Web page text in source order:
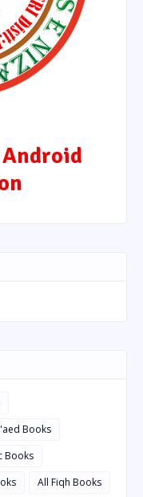
Books
Books
All Fiqh Books